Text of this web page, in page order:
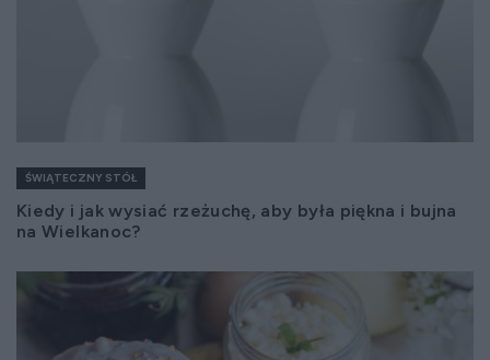
ŚWIĄTECZNY STÓŁ
Kiedy i jak wysiać rzeżuchę, aby była piękna i bujna
na Wielkanoc?